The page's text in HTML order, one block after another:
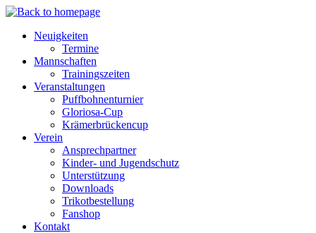
Direkt
Inhalt
Hauptnavigation
Neuigkeiten
Termine
Mannschaften
Trainingszeiten
Veranstaltungen
Puffbohnenturnier
Gloriosa-Cup
Krämerbrückencup
Verein
Ansprechpartner
Kinder- und Jugendschutz
Unterstützung
Downloads
Trikotbestellung
Fanshop
Kontakt